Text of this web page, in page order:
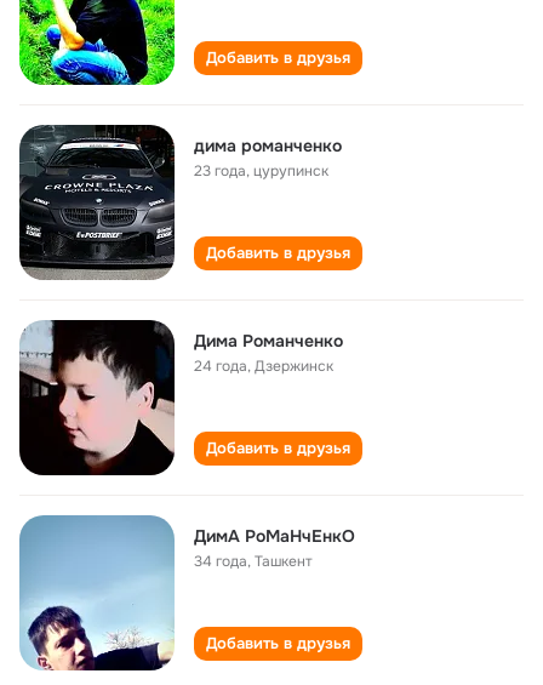
Добавить в друзья
дима романченко
23 года,цурупинск
Добавить в друзья
Дима Романченко
24 года,Дзержинск
Добавить в друзья
ДимА РоМаНчЕнкО
34 года,Ташкент
Добавить в друзья